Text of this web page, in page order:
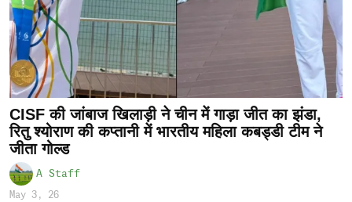
CISF की जांबाज खिलाड़ी ने चीन में गाड़ा जीत का झंडा,
रितु श्योराण की कप्तानी में भारतीय महिला कबड्डी टीम ने
जीता गोल्ड
A Staff
May 3, 26